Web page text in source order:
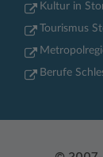
Kultur in
Tourismus
Berufe